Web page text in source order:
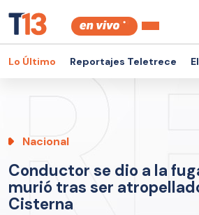
Lo Último Reportajes Teletrece
Nacional
Conductor se dio a la
murió tras ser
Cisterna